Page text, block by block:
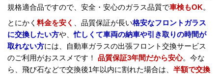
規格適合品ですので、安全・安心のガラス品質で車検もOK。
とにかく 料金を安く 、品質保証が長い格安なフロントガラス
に交換したい方や、忙しくて車両の納車や引き取りの時間が
取れない方には、自動車ガラスの出張フロント交換サービス
のご利用がおススメです！ 品質保証3年間だから安心。今な
ら、飛び石などで交換後1年以内に割れた場合は、 半額で交換